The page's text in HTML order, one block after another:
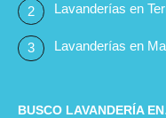
Lavanderías en
Lavanderías en
BUSCO LAVANDERÍA